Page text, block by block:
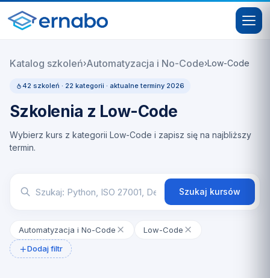
Katalog szkoleń›Automatyzacja i No-Code›Low-Code
42 szkoleń · 22 kategorii · aktualne terminy 2026
Szkolenia z Low-Code
Wybierz kurs z kategorii Low-Code i zapisz się na najbliższy
termin.
Szukaj kursów
Automatyzacja i No-Code
Low-Code
Dodaj filtr